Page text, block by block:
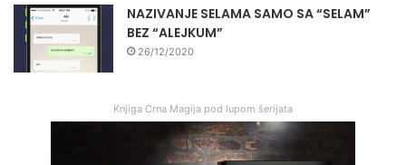
NAZIVANJE SELAMA SAMO SA “SELAM”
BEZ “ALEJKUM”
26/12/2020
Knjiga Crna Magija pod lupom šerijata